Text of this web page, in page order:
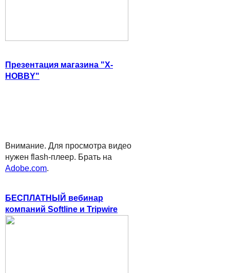
Презентация магазина "X-
HOBBY"
Внимание. Для просмотра видео
нужен flash-плеер. Брать на
Adobe.com.
БЕСПЛАТНЫЙ вебинар
компаний Softline и Tripwire